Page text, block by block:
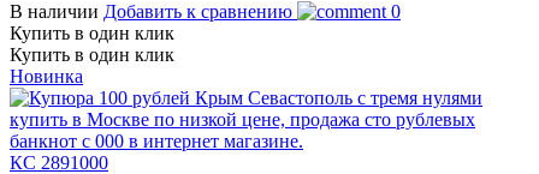
В наличии Добавить к сравнению
0
Купить в один клик
Купить в один клик
Новинка
КС 2891000